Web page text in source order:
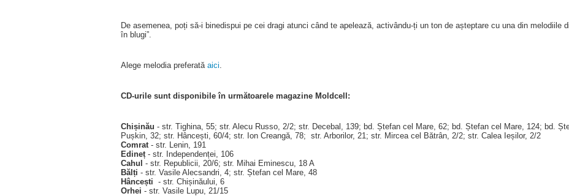
De asemenea, poți să-i binedispui pe cei dragi atunci când te apelează, activându-ți un ton de așteptare cu una din melodiile
în blugi”.
Alege melodia preferată aici.
CD-urile sunt disponibile în următoarele magazine Moldcell:
Chișinău - str. Tighina, 55; str. Alecu Russo, 2/2; str. Decebal, 139; bd. Ștefan cel Mare, 62; bd. Ștefan cel Mare, 124; bd.
Pușkin, 32; str. Hâncești, 60/4; str. Ion Creangă, 78; str. Arborilor, 21; str. Mircea cel Bătrân, 2/2; str. Calea Ieșilor, 2/2
Comrat- str. Lenin, 191
Edineț- str. Independenței, 106
Cahul - str. Republicii, 20/6; str. Mihai Eminescu, 18 A
Bălți - str. Vasile Alecsandri, 4; str. Ștefan cel Mare, 48
Hâncești - str. Chișinăului, 6
Orhei - str. Vasile Lupu, 21/15